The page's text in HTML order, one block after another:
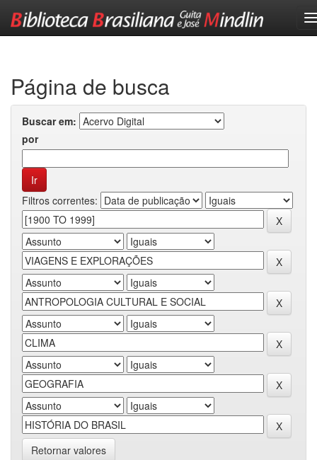
Página de busca
Buscar em:
por
Filtros correntes:
Retornar valores